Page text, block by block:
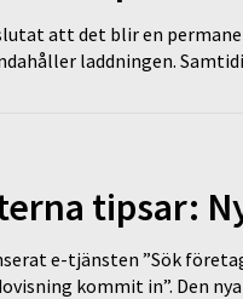
att det blir en
laddningen.
tipsar:
e-tjänsten ”Sök
kommit in”. Den